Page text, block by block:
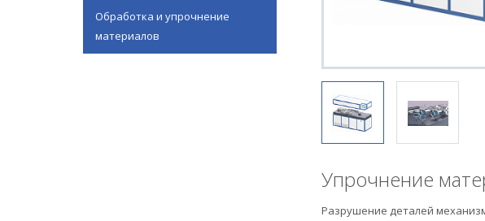
Обработка и упрочнение
материалов
Упрочнение
Разрушение деталей